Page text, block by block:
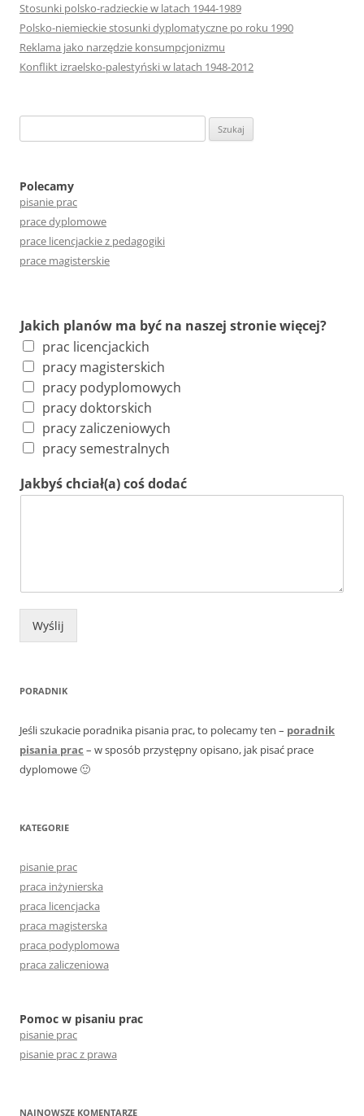
Stosunki polsko-radzieckie w latach 1944-1989
Polsko-niemieckie stosunki dyplomatyczne po roku 1990
Reklama jako narzędzie konsumpcjonizmu
Konflikt izraelsko-palestyński w latach 1948-2012
z
k
a
j
:
Polecamy
pisanie prac
prace dyplomowe
prace licencjackie z pedagogiki
prace magisterskie
Jakich planów ma być na naszej stronie więcej?
prac licencjackich
pracy magisterskich
pracy podyplomowych
pracy doktorskich
pracy zaliczeniowych
pracy semestralnych
Jakbyś chciał(a) coś dodać
Wyślij
PORADNIK
Jeśli szukacie poradnika pisania prac, to polecamy ten – poradnik
pisania prac – w sposób przystępny opisano, jak pisać prace
dyplomowe 🙂
KATEGORIE
pisanie prac
praca inżynierska
praca licencjacka
praca magisterska
praca podyplomowa
praca zaliczeniowa
Pomoc w pisaniu prac
pisanie prac
pisanie prac z prawa
NAJNOWSZE KOMENTARZE